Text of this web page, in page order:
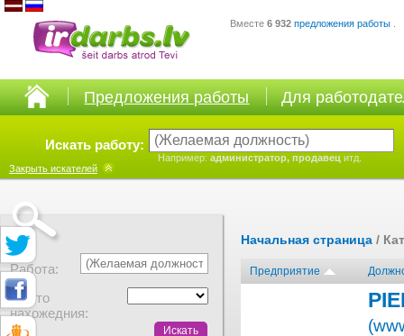
Вместе 6 932 предложения работы
Предложения работы Для
Искать работу:
Например: администратор, продавец итд.
Закрыть искателей
Работа:
Место
нахожедния:
Начальная страница /
Предприятие